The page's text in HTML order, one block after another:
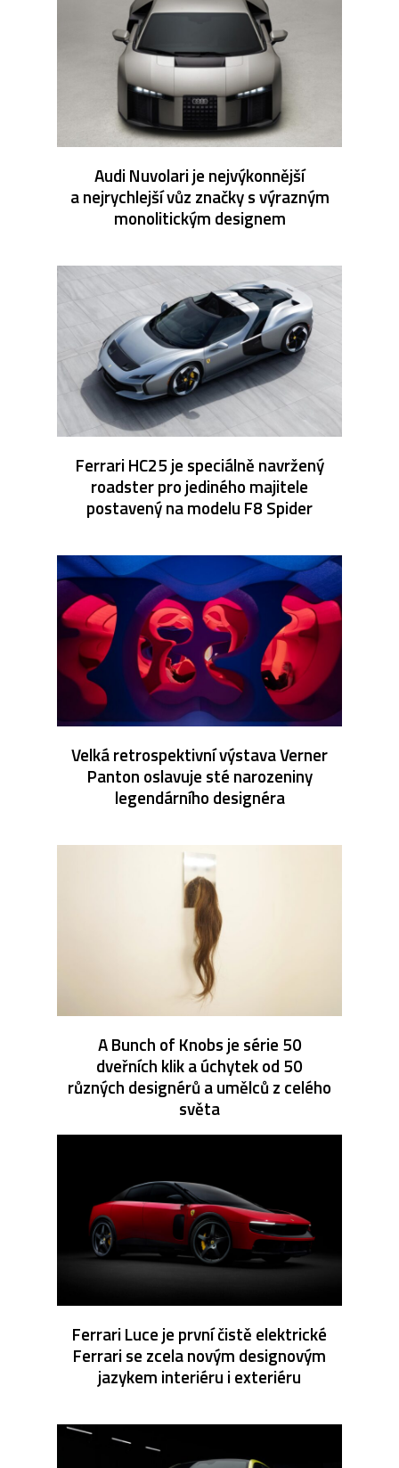
Audi Nuvolari je nejvýkonnější
a nejrychlejší vůz značky s výrazným
monolitickým designem
Ferrari HC25 je speciálně navržený
roadster pro jediného majitele
postavený na modelu F8 Spider
Velká retrospektivní výstava Verner
Panton oslavuje sté narozeniny
legendárního designéra
A Bunch of Knobs je série 50
dveřních klik a úchytek od 50
různých designérů a umělců z celého
světa
Ferrari Luce je první čistě elektrické
Ferrari se zcela novým designovým
jazykem interiéru i exteriéru